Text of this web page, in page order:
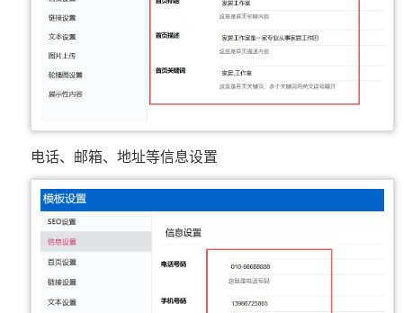
电话、邮箱、地址等信息设置